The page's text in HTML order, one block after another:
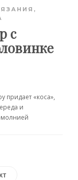
,
с
придает «коса»,
и
молнией